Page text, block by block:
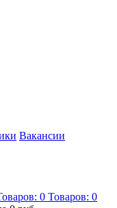
Вакансии
0 Товаров: 0